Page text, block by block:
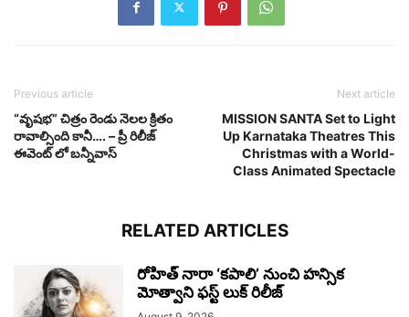
Previous article
“వృష‌భ‌” చిత్రం రెండు నెలల క్రితం
రావాల్సింది కానీ…. – ప్రీ రిలీజ్
ఈవెంట్ లో బన్నీవాస్
Next article
MISSION SANTA Set to Light
Up Karnataka Theatres This
Christmas with a World-
Class Animated Spectacle
RELATED ARTICLES
రోహిత్ నారా ‘కపాలి’ నుంచి హన్సిక
మోత్వాని ఫస్ట్ లుక్ రిలీజ్